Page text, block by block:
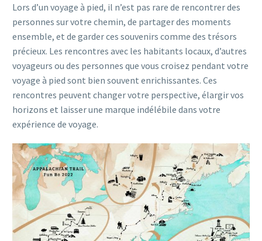
Lors d’un voyage à pied, il n’est pas rare de rencontrer des
personnes sur votre chemin, de partager des moments
ensemble, et de garder ces souvenirs comme des trésors
précieux. Les rencontres avec les habitants locaux, d’autres
voyageurs ou des personnes que vous croisez pendant votre
voyage à pied sont bien souvent enrichissantes. Ces
rencontres peuvent changer votre perspective, élargir vos
horizons et laisser une marque indélébile dans votre
expérience de voyage.